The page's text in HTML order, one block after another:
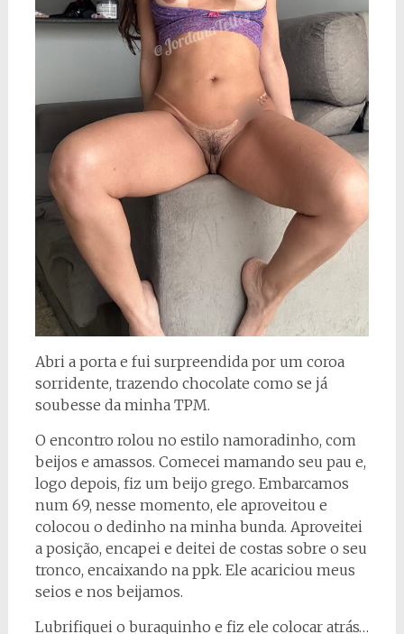
Abri a porta e fui surpreendida por um coroa
sorridente, trazendo chocolate como se já
soubesse da minha TPM.
O encontro rolou no estilo namoradinho, com
beijos e amassos. Comecei mamando seu pau e,
logo depois, fiz um beijo grego. Embarcamos
num 69, nesse momento, ele aproveitou e
colocou o dedinho na minha bunda. Aproveitei
a posição, encapei e deitei de costas sobre o seu
tronco, encaixando na ppk. Ele acariciou meus
seios e nos beijamos.
Lubrifiquei o buraquinho e fiz ele colocar atrás…